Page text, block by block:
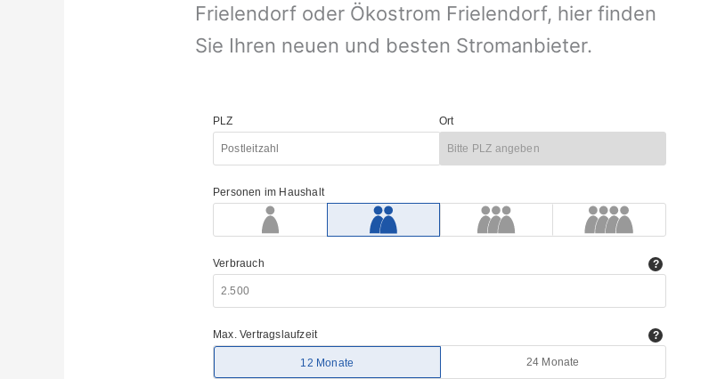
Frielendorf oder Ökostrom Frielendorf, hier finden
Sie Ihren neuen und besten Stromanbieter.